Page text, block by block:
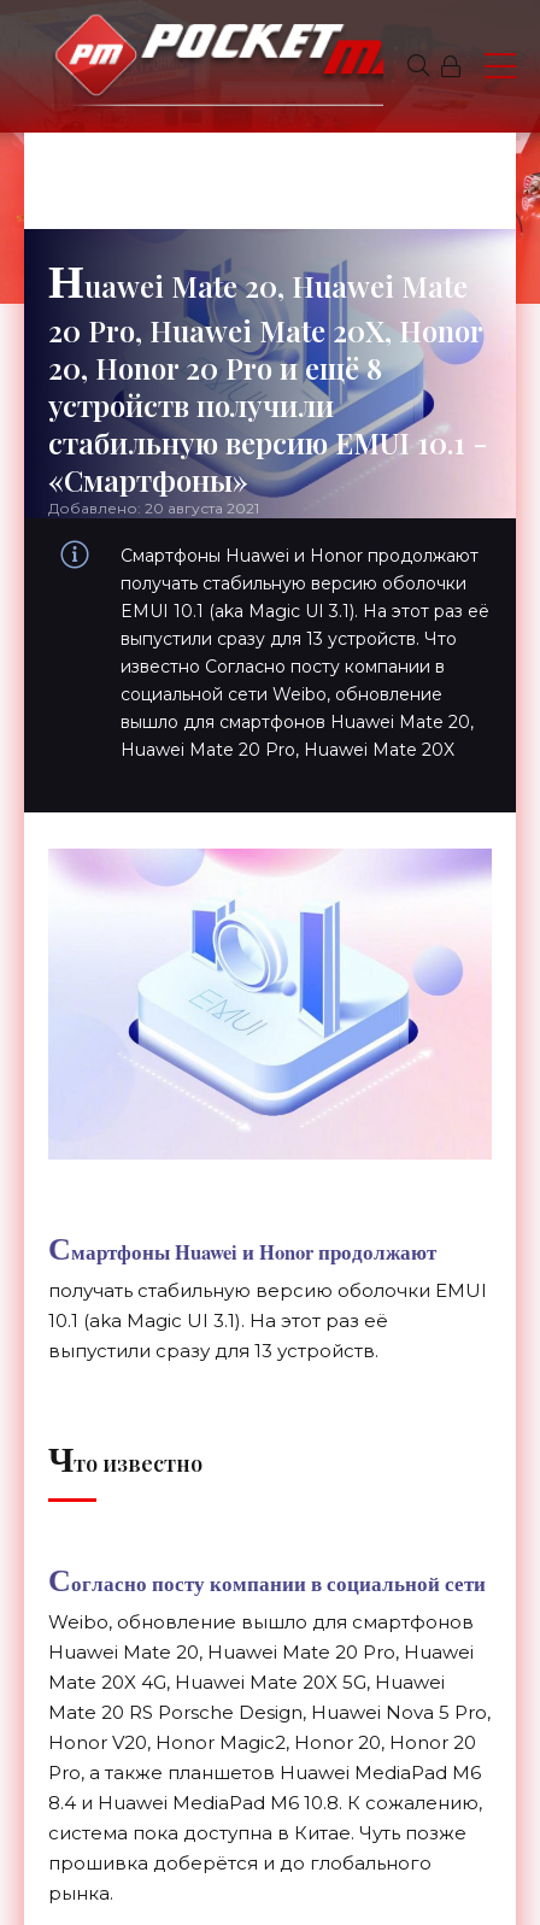
6 минут чтения
Huawei Mate 20, Huawei Mate
20 Pro, Huawei Mate 20X, Honor
20, Honor 20 Pro и ещё 8
устройств получили
стабильную версию EMUI 10.1 -
«Смартфоны»
Добавлено: 20 августа 2021
Смартфоны Huawei и Honor продолжают
получать стабильную версию оболочки
EMUI 10.1 (aka Magic UI 3.1). На этот раз её
выпустили сразу для 13 устройств. Что
известно Согласно посту компании в
социальной сети Weibo, обновление
вышло для смартфонов Huawei Mate 20,
Huawei Mate 20 Pro, Huawei Mate 20X
Смартфоны Huawei и Honor продолжают
получать стабильную версию оболочки EMUI
10.1 (aka Magic UI 3.1). На этот раз её
выпустили сразу для 13 устройств.
Что известно
Согласно посту компании в социальной сети
Weibo, обновление вышло для смартфонов
Huawei Mate 20, Huawei Mate 20 Pro, Huawei
Mate 20X 4G, Huawei Mate 20X 5G, Huawei
Mate 20 RS Porsche Design, Huawei Nova 5 Pro,
Honor V20, Honor Magic2, Honor 20, Honor 20
Pro, а также планшетов Huawei MediaPad M6
8.4 и Huawei MediaPad M6 10.8. К сожалению,
система пока доступна в Китае. Чуть позже
прошивка доберётся и до глобального
рынка.